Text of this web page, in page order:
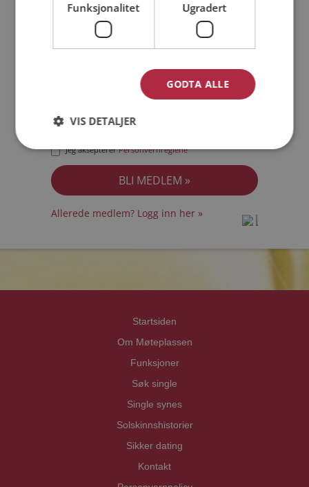
Jeg akseptererPersonvernreglene
Allerede medlem? Logg inn her »
Startsiden
Om Møteplassen
Funksjoner
Søk single
Single synes
Solskinnshistorier
Sikker dating
Kontakt
Funksjonalitet Ugradert
GODTA ALLE
VIS DETALJER